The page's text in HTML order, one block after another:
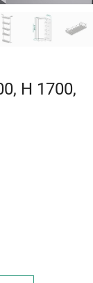
H 1700,